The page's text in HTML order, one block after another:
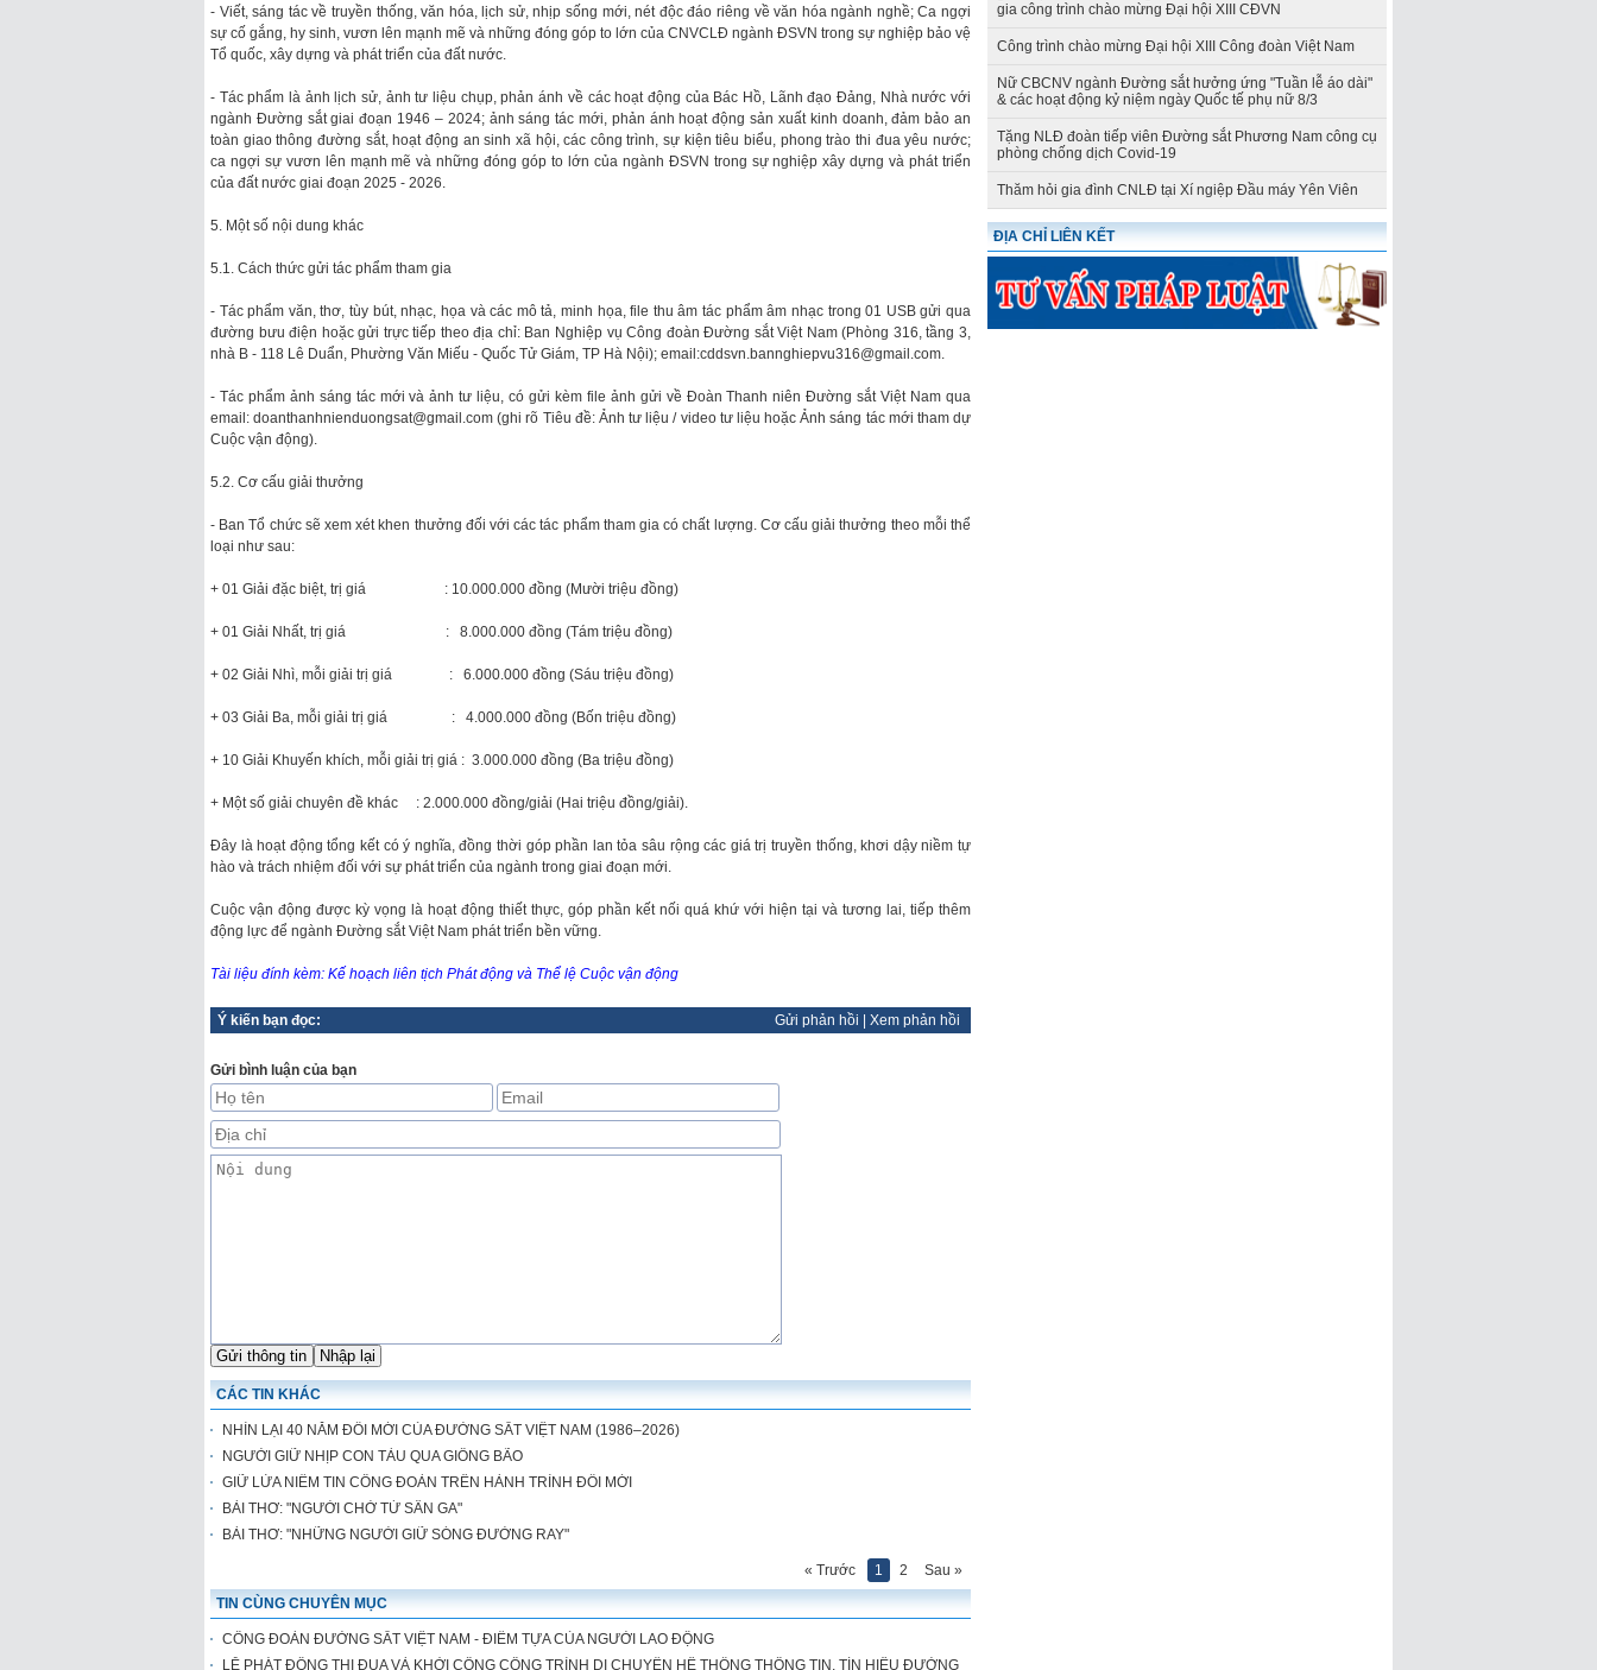
- Viết, sáng tác về truyền thống, văn hóa, lịch sử, nhịp sống mới, nét độc đáo riêng về văn hóa ngành nghề; Ca ngợi
sự cố gắng, hy sinh, vươn lên mạnh mẽ và những đóng góp to lớn của CNVCLĐ ngành ĐSVN trong sự nghiệp bảo vệ
Tổ quốc, xây dựng và phát triển của đất nước.
- Tác phẩm là ảnh lịch sử, ảnh tư liệu chụp, phản ánh về các hoạt động của Bác Hồ, Lãnh đạo Đảng, Nhà nước với
ngành Đường sắt giai đoạn 1946 – 2024; ảnh sáng tác mới, phản ánh hoạt động sản xuất kinh doanh, đảm bảo an
toàn giao thông đường sắt, hoạt động an sinh xã hội, các công trình, sự kiện tiêu biểu, phong trào thi đua yêu nước;
ca ngợi sự vươn lên mạnh mẽ và những đóng góp to lớn của ngành ĐSVN trong sự nghiệp xây dựng và phát triển
của đất nước giai đoạn 2025 - 2026.
5. Một số nội dung khác
5.1. Cách thức gửi tác phẩm tham gia
- Tác phẩm văn, thơ, tùy bút, nhạc, họa và các mô tả, minh họa, file thu âm tác phẩm âm nhạc trong 01 USB gửi qua
đường bưu điện hoặc gửi trực tiếp theo địa chỉ: Ban Nghiệp vụ Công đoàn Đường sắt Việt Nam (Phòng 316, tầng 3,
nhà B - 118 Lê Duẩn, Phường Văn Miếu - Quốc Tử Giám, TP Hà Nội); email:cddsvn.bannghiepvu316@gmail.com.
- Tác phẩm ảnh sáng tác mới và ảnh tư liệu, có gửi kèm file ảnh gửi về Đoàn Thanh niên Đường sắt Việt Nam qua
email: doanthanhnienduongsat@gmail.com (ghi rõ Tiêu đề: Ảnh tư liệu / video tư liệu hoặc Ảnh sáng tác mới tham dự
Cuộc vận động).
5.2. Cơ cấu giải thưởng
- Ban Tổ chức sẽ xem xét khen thưởng đối với các tác phẩm tham gia có chất lượng. Cơ cấu giải thưởng theo mỗi thể
loại như sau:
+ 01 Giải đặc biệt, trị giá : 10.000.000 đồng (Mười triệu đồng)
+ 01 Giải Nhất, trị giá : 8.000.000 đồng (Tám triệu đồng)
+ 02 Giải Nhì, mỗi giải trị giá : 6.000.000 đồng (Sáu triệu đồng)
+ 03 Giải Ba, mỗi giải trị giá : 4.000.000 đồng (Bốn triệu đồng)
+ 10 Giải Khuyến khích, mỗi giải trị giá : 3.000.000 đồng (Ba triệu đồng)
+ Một số giải chuyên đề khác : 2.000.000 đồng/giải (Hai triệu đồng/giải).
Đây là hoạt động tổng kết có ý nghĩa, đồng thời góp phần lan tỏa sâu rộng các giá trị truyền thống, khơi dậy niềm tự
hào và trách nhiệm đối với sự phát triển của ngành trong giai đoạn mới.
Cuộc vận động được kỳ vọng là hoạt động thiết thực, góp phần kết nối quá khứ với hiện tại và tương lai, tiếp thêm
động lực để ngành Đường sắt Việt Nam phát triển bền vững.
Tài liệu đính kèm: Kế hoạch liên tịch Phát động và Thể lệ Cuộc vận động
Ý kiến bạn đọc: Gửi phản hồi Xem phản hồi
Gửi bình luận của bạn
CÁC TIN KHÁC
NHÌN LẠI 40 NĂM ĐỔI MỚI CỦA ĐƯỜNG SẮT VIỆT NAM (1986–2026)
NGƯỜI GIỮ NHỊP CON TÀU QUA GIÔNG BÃO
GIỮ LỬA NIỀM TIN CÔNG ĐOÀN TRÊN HÀNH TRÌNH ĐỔI MỚI
BÀI THƠ: "NGƯỜI CHỜ TỪ SÂN GA"
BÀI THƠ: "NHỮNG NGƯỜI GIỮ SÓNG ĐƯỜNG RAY"
« Trước 1 2
Sau »
TIN CÙNG CHUYÊN MỤC
CÔNG ĐOÀN ĐƯỜNG SẮT VIỆT NAM - ĐIỂM TỰA CỦA NGƯỜI LAO ĐỘNG
LỄ PHÁT ĐỘNG THI ĐUA VÀ KHỞI CÔNG CÔNG TRÌNH DI CHUYỂN HỆ THỐNG THÔNG TIN, TÍN HIỆU ĐƯỜNG
gia công trình chào mừng Đại hội XIII CĐVN
Công trình chào mừng Đại hội XIII Công đoàn Việt Nam
Nữ CBCNV ngành Đường sắt hưởng ứng "Tuần lễ áo dài"
& các hoạt động kỷ niệm ngày Quốc tế phụ nữ 8/3
Tặng NLĐ đoàn tiếp viên Đường sắt Phương Nam công cụ
phòng chống dịch Covid-19
Thăm hỏi gia đình CNLĐ tại Xí ngiệp Đầu máy Yên Viên
ĐỊA CHỈ LIÊN KẾT